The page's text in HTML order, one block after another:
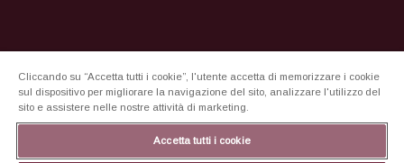
Cliccando su “Accetta tutti i cookie”, l'utente accetta di memorizzare i cookie
sul dispositivo per migliorare la navigazione del sito, analizzare l'utilizzo del
sito e assistere nelle nostre attività di marketing.
Accetta tutti i cookie